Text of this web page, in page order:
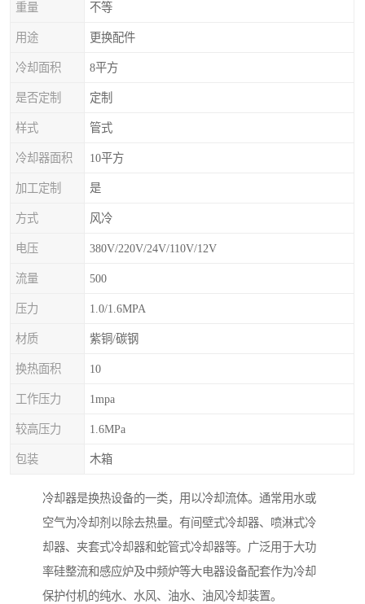
重量 不等
用途 更换配件
冷却面积 8平方
是否定制 定制
样式 管式
冷却器面积 10平方
加工定制 是
方式 风冷
电压 380V/220V/24V/110V/12V
流量 500
压力 1.0/1.6MPA
材质 紫铜/碳钢
换热面积 10
工作压力 1mpa
较高压力 1.6MPa
包装 木箱
冷却器是换热设备的一类，用以冷却流体。通常用水或
空气为冷却剂以除去热量。有间壁式冷却器、喷淋式冷
却器、夹套式冷却器和蛇管式冷却器等。广泛用于大功
率硅整流和感应炉及中频炉等大电器设备配套作为冷却
保护付机的纯水、水风、油水、油风冷却装置。